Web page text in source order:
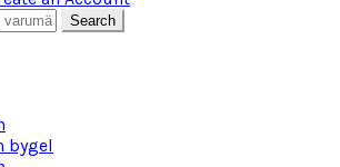
Search
bygel